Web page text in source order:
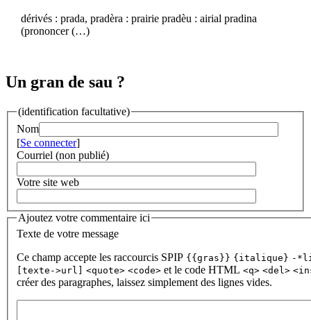
dérivés : prada, pradèra : prairie pradèu : airial pradina
(prononcer (…)
Un gran de sau ?
(identification facultative)
Nom
[Se connecter]
Courriel (non publié)
Votre site web
Ajoutez votre commentaire ici
Texte de votre message
Ce champ accepte les raccourcis SPIP {{gras}} {italique} -
[texte->url]
<quote> <code> et le code HTML <q> <del>
créer des paragraphes, laissez simplement des lignes vides.